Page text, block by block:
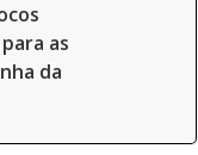
as
da